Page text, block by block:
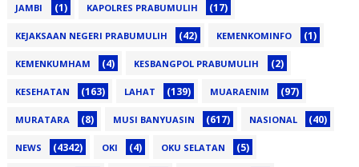
JAMBI (1) KAPOLRES PRABUMULIH (17)
KEJAKSAAN NEGERI PRABUMULIH (42) KEMENKOMINFO (1)
KEMENKUMHAM (4) KESBANGPOL PRABUMULIH (2)
KESEHATAN (163) LAHAT (139) MUARAENIM (97)
MURATARA (8) MUSI BANYUASIN (617) NASIONAL (40)
NEWS (4342) OKI (4) OKU SELATAN (5)